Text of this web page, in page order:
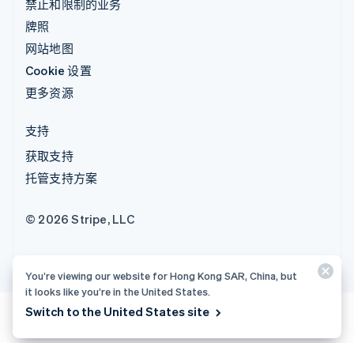
禁止和限制的业务
牌照
网站地图
Cookie 设置
更多资源
支持
获取支持
托管支持方案
© 2026 Stripe, LLC
You’re viewing our website for Hong Kong SAR, China, but
it looks like you’re in the United States.
Switch to the United States site